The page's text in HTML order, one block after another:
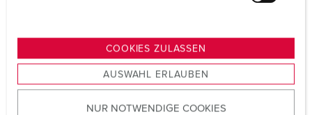
s
u
COOKIES ZULASSEN
AUSWAHL ERLAUBEN
NUR NOTWENDIGE COOKIES